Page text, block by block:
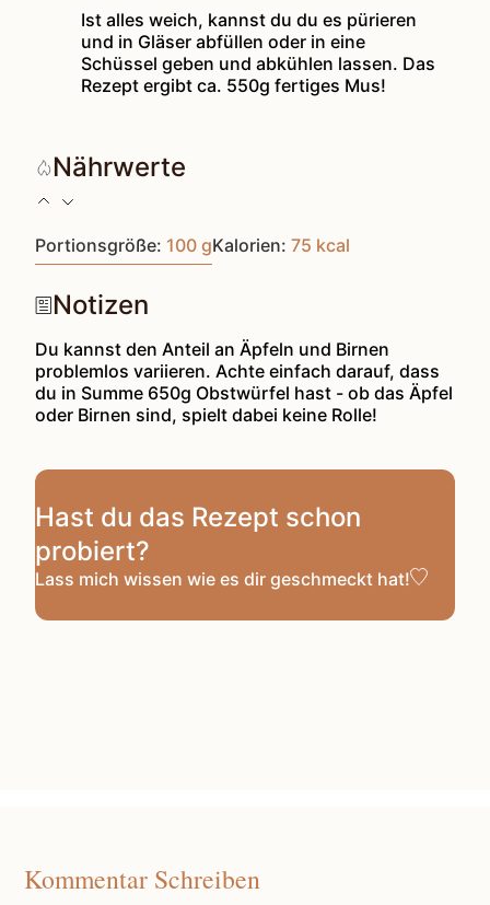
Ist alles weich, kannst du du es pürieren
und in Gläser abfüllen oder in eine
Schüssel geben und abkühlen lassen. Das
Rezept ergibt ca. 550g fertiges Mus!
Nährwerte
Portionsgröße: 100 gKalorien:75 kcal
Notizen
Du kannst den Anteil an Äpfeln und Birnen
problemlos variieren. Achte einfach darauf, dass
du in Summe 650g Obstwürfel hast - ob das Äpfel
oder Birnen sind, spielt dabei keine Rolle!
Hast du das Rezept schon
probiert?
Lass mich wissen wie es dir geschmeckt hat!
Kommentar Schreiben